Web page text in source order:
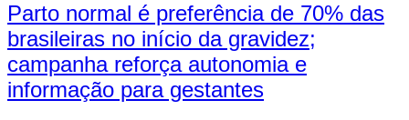
Parto normal é preferência de 70% das
brasileiras no início da gravidez;
campanha reforça autonomia e
informação para gestantes